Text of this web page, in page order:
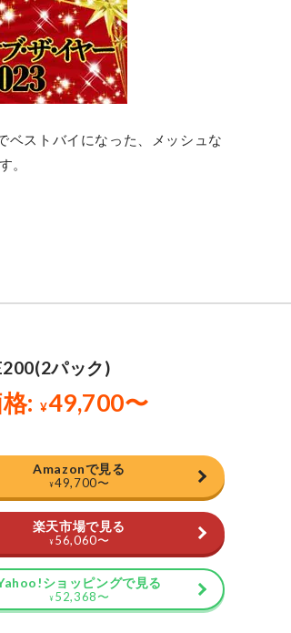
ストバイになった、メッシュな
。
〜
Amazonで見る
¥49,700〜
楽天市場で見る
¥ 56,060〜
ショッピングで見る
¥ 52,368〜